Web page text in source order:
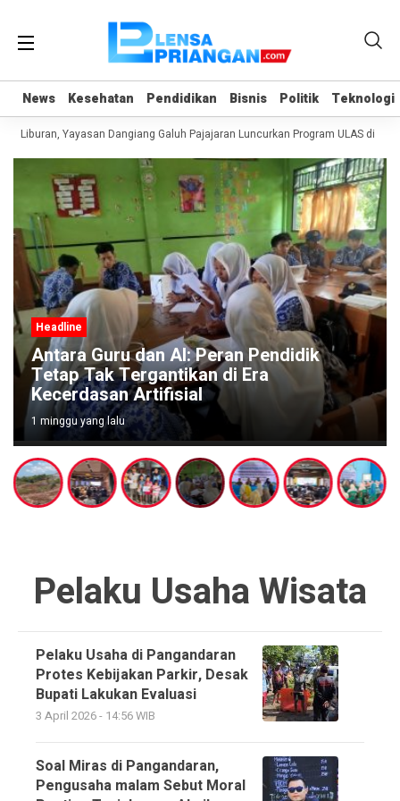
News Kesehatan Pendidikan Bisnis Politik Teknologi
News Kesehatan Pendidikan Bisnis Politik Teknologi
Liburan, Yayasan Dangiang Galuh Pajajaran Luncurkan Program ULAS di
Headline
Antara Guru dan AI: Peran Pendidik
Tetap Tak Tergantikan di Era
Kecerdasan Artifisial
1 minggu yang lalu
Pelaku Usaha Wisata
Pelaku Usaha di Pangandaran
Protes Kebijakan Parkir, Desak
Bupati Lakukan Evaluasi
3 April 2026 - 14:56 WIB
Soal Miras di Pangandaran,
Pengusaha malam Sebut Moral